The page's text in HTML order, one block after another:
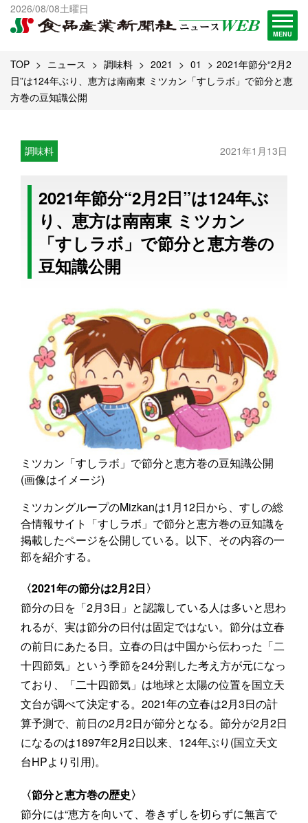
2026/08/08土曜日
MENU
出版物一覧へ
試読・購読申し込み
TOP ニュース 調味料 2021 01
2021年節分“2月2
日”は124年ぶり、恵方は南南東 ミツカン「すしラボ」で節分と恵
方巻の豆知識公開
調味料 2021年1月13日
2021年節分“2月2日”は124年ぶ
り、恵方は南南東 ミツカン
「すしラボ」で節分と恵方巻の
豆知識公開
ミツカン「すしラボ」で節分と恵方巻の豆知識公開
(画像はイメージ)
ミツカングループのMizkanは1月12日から、すしの総
合情報サイト「すしラボ」で節分と恵方巻の豆知識を
掲載したページを公開している。以下、その内容の一
部を紹介する。
〈2021年の節分は2月2日〉
節分の日を「2月3日」と認識している人は多いと思わ
れるが、実は節分の日付は固定ではない。節分は立春
の前日にあたる日。立春の日は中国から伝わった「二
十四節気」という季節を24分割した考え方が元になっ
ており、「二十四節気」は地球と太陽の位置を国立天
文台が調べて決定する。2021年の立春は2月3日の計
算予測で、前日の2月2日が節分となる。節分が2月2日
になるのは1897年2月2日以来、124年ぶり(国立天文
台HPより引用)。
〈節分と恵方巻の歴史〉
節分には“恵方を向いて、巻きずしを切らずに無言で